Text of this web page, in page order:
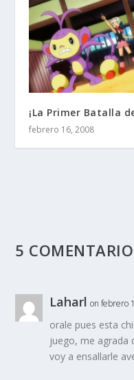
¡La Primer Batalla
febrero 16, 2008
5
Laharl on febrero
orale pues esta
juego, me agrada
voy a ensallarle